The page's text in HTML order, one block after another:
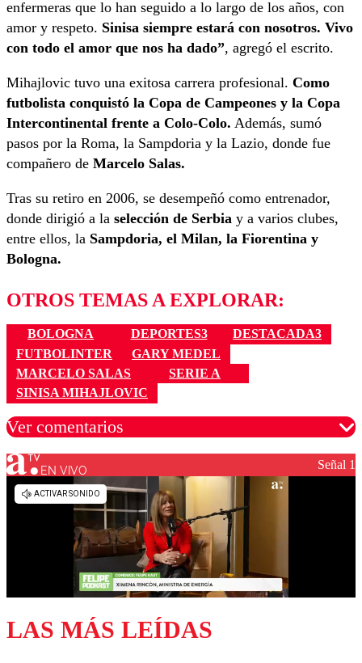
enfermeras que lo han seguido a lo largo de los años, con
amor y respeto. Sinisa siempre estará con nosotros. Vivo
con todo el amor que nos ha dado”, agregó el escrito.
Mihajlovic tuvo una exitosa carrera profesional. Como
futbolista conquistó la Copa de Campeones y la Copa
Intercontinental frente a Colo-Colo. Además, sumó
pasos por la Roma, la Sampdoria y la Lazio, donde fue
compañero de Marcelo Salas.
Tras su retiro en 2006, se desempeñó como entrenador,
donde dirigió a la selección de Serbia y a varios clubes,
entre ellos, la Sampdoria, el Milan, la Fiorentina y
Bologna.
OTROS TEMAS A EXPLORAR:
BOLOGNA DEPORTES3
DESTACADA3
FUTBOLINTER
GARY MEDEL
MARCELO SALAS
SERIE A
SINISA MIHAJLOVIC
Ver comentarios
Los comentarios son moderados para garantizar un
diálogo respetuoso.
EN VIVO Señal 1
LAS MÁS LEÍDAS